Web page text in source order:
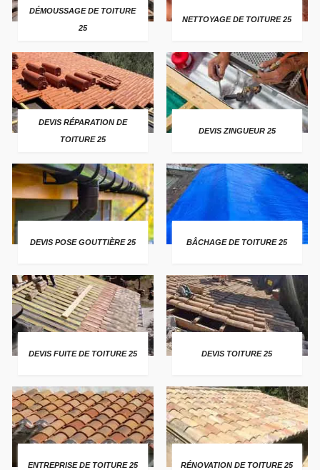
DÉMOUSSAGE DE TOITURE
25
NETTOYAGE DE TOITURE 25
DEVIS RÉPARATION DE
TOITURE 25
DEVIS ZINGUEUR 25
DEVIS POSE GOUTTIÈRE 25 BÂCHAGE DE TOITURE 25
DEVIS FUITE DE TOITURE 25 DEVIS TOITURE 25
ENTREPRISE DE TOITURE 25 RÉNOVATION DE TOITURE 25